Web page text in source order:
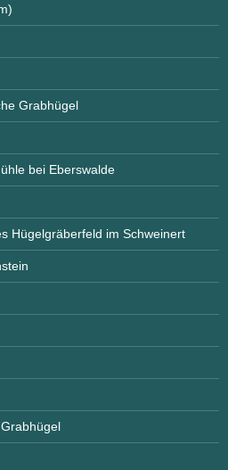
Grabhügel
bei Eberswalde
Hügelgräberfeld im Schweinert